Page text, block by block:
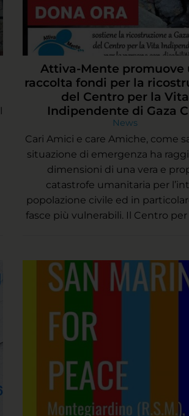
Attiva-Mente promuove
raccolta fondi per la
del Centro per la Vita
Indipendente di Gaza
News
Cari Amici e care Amiche, come
situazione di emergenza ha
dimensioni di una vera e
catastrofe umanitaria per
popolazione civile ed in
fasce più vulnerabili. Il Centro per